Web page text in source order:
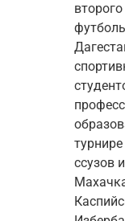
ссузов